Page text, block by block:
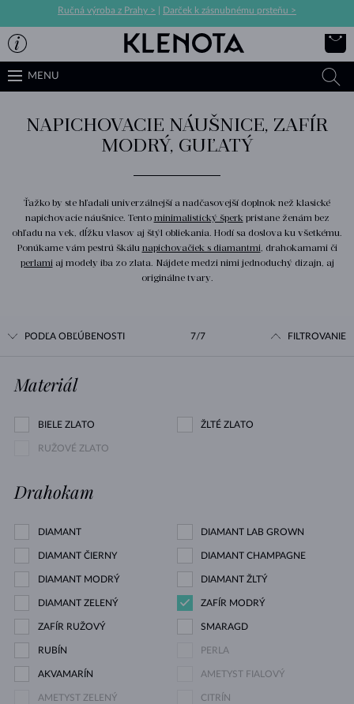
Ručná výroba z Prahy > Darček k zásnubnému prsteňu >
MENU
NAPICHOVACIE NÁUŠNICE, ZAFÍR
MODRÝ, GUĽATÝ
Ťažko by ste hľadali univerzálnejší a nadčasovejší doplnok než klasické
napichovacie náušnice. Tento minimalistický šperkpristane ženám bez
ohľadu na vek, dĺžku vlasov aj štýl obliekania. Hodí sa doslova ku všetkému.
Ponúkame vám pestrú škálu napichovačiek s diamantmi, drahokamami či
perlamiaj modely iba zo zlata. Nájdete medzi nimi jednoduchý dizajn, aj
originálne tvary.
PODĽA OBĽÚBENOSTI 7/7 FILTROVANIE
Materiál
BIELE ZLATO ŽLTÉ ZLATO
RUŽOVÉ ZLATO
Drahokam
DIAMANT DIAMANT LAB GROWN
DIAMANT ČIERNY DIAMANT CHAMPAGNE
DIAMANT MODRÝ DIAMANT ŽLTÝ
DIAMANT ZELENÝ ZAFÍR MODRÝ
ZAFÍR RUŽOVÝ SMARAGD
RUBÍN PERLA
AKVAMARÍN AMETYST FIALOVÝ
AMETYST ZELENÝ CITRÍN